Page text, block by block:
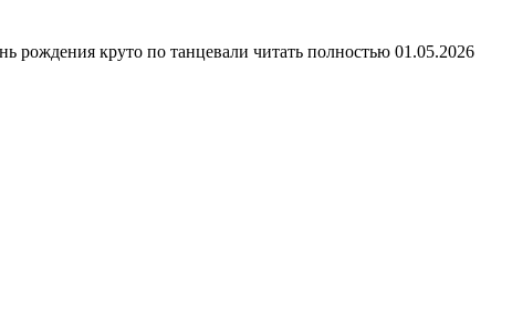
рождения круто по танцевали читать полностью 01.05.2026